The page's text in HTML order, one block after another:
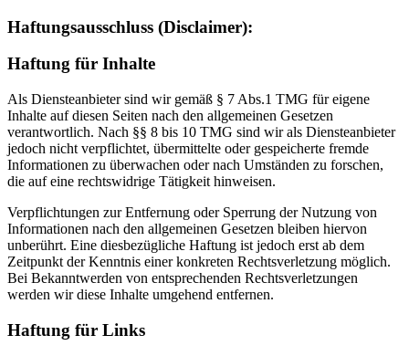
Haftungsausschluss (Disclaimer):
Haftung für Inhalte
Als Diensteanbieter sind wir gemäß § 7 Abs.1 TMG für eigene
Inhalte auf diesen Seiten nach den allgemeinen Gesetzen
verantwortlich. Nach §§ 8 bis 10 TMG sind wir als Diensteanbieter
jedoch nicht verpflichtet, übermittelte oder gespeicherte fremde
Informationen zu überwachen oder nach Umständen zu forschen,
die auf eine rechtswidrige Tätigkeit hinweisen.
Verpflichtungen zur Entfernung oder Sperrung der Nutzung von
Informationen nach den allgemeinen Gesetzen bleiben hiervon
unberührt. Eine diesbezügliche Haftung ist jedoch erst ab dem
Zeitpunkt der Kenntnis einer konkreten Rechtsverletzung möglich.
Bei Bekanntwerden von entsprechenden Rechtsverletzungen
werden wir diese Inhalte umgehend entfernen.
Haftung für Links